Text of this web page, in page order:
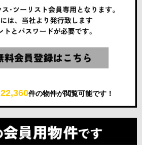
22,360件の物件が閲覧可能です！